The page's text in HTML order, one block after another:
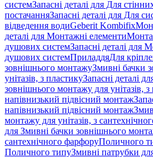
системЗапасні деталі для Для
постачанняЗапасні деталі для Для
відведення водиGeberit Kombifix
деталі для Монтажні елементи
душових системЗапасні деталі для
душових системПриладдяДля
зовнішнього монтажуЗмивні бачки
унітазів, з пластикуЗапасні деталі
зовнішнього монтажу для унітазів, з
напівнизький підвісний монтаж
напівнизький підвісний монтаж
монтажу для унітазів, з
для Змивні бачки зовнішнього
сантехнічного фарфоруПоличного
Поличного типуЗмивні патрубки